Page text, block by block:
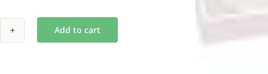
Add to cart